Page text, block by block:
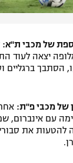
יצאה לעוד
הסתבך ברגליים
עם אינברום,
להטעות את